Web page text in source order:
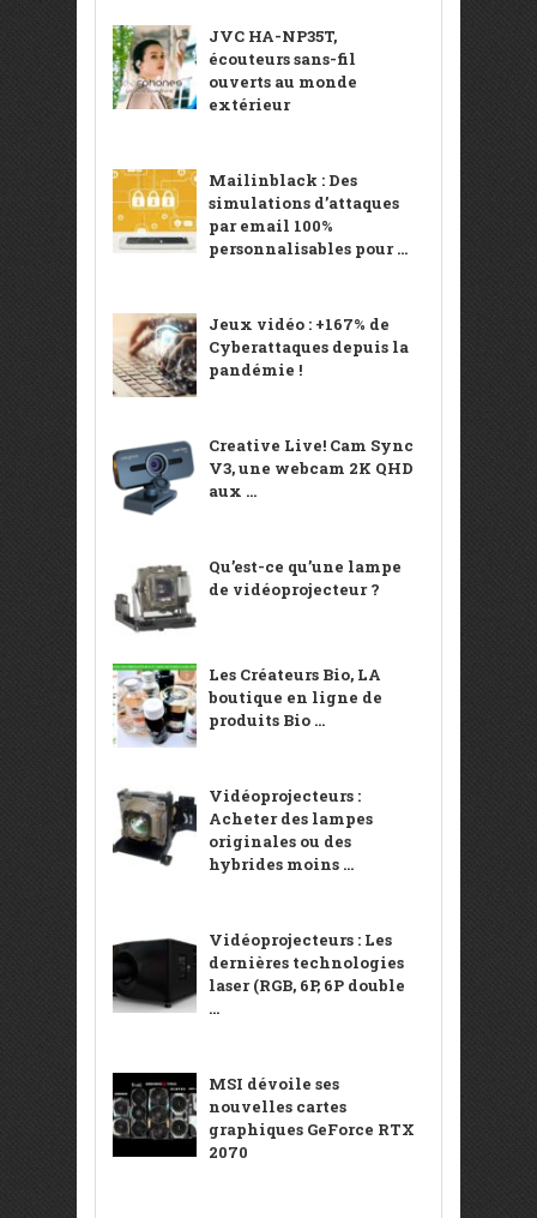
JVC HA-NP35T,
écouteurs sans-fil
ouverts au monde
extérieur
Mailinblack : Des
simulations d’attaques
par email 100%
personnalisables pour ...
Jeux vidéo : +167% de
Cyberattaques depuis la
pandémie !
Creative Live! Cam Sync
V3, une webcam 2K QHD
aux ...
Qu’est-ce qu’une lampe
de vidéoprojecteur ?
Les Créateurs Bio, LA
boutique en ligne de
produits Bio ...
Vidéoprojecteurs :
Acheter des lampes
originales ou des
hybrides moins ...
Vidéoprojecteurs : Les
dernières technologies
laser (RGB, 6P, 6P double
...
MSI dévoile ses
nouvelles cartes
graphiques GeForce RTX
2070